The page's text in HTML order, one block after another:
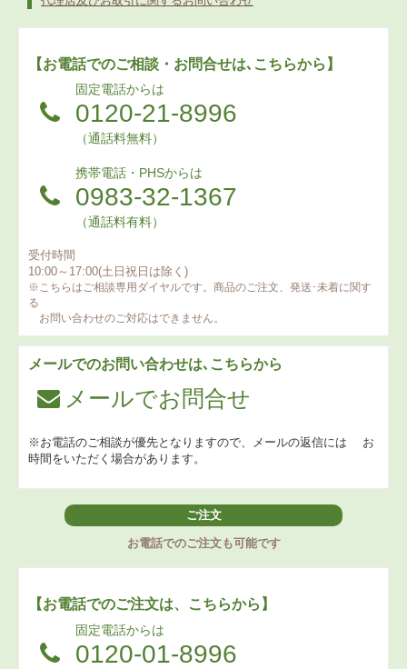
【お電話でのご相談・お問合せは､こちらから】
固定電話からは
0120-21-8996
（通話料無料）
携帯電話・PHSからは
0983-32-1367
（通話料有料）
受付時間
10:00～17:00(土日祝日は除く)
※こちらはご相談専用ダイヤルです。商品のご注文、発送･未着に関す
る
お問い合わせのご対応はできません。
メールでのお問い合わせは､こちらから
メールでお問合せ
※お電話のご相談が優先となりますので、メールの返信には お
時間をいただく場合があります。
ご注文
お電話でのご注文も可能です
【お電話でのご注文は、こちらから】
固定電話からは
0120-01-8996